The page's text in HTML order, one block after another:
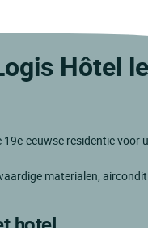
Hôtel
eeuwse residentie
materialen,